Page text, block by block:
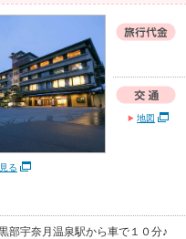
る
地図
部宇奈月温泉駅から車で１０分♪